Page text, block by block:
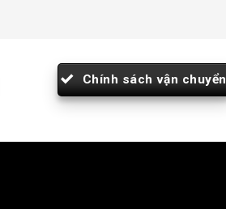
Chính sách vận chuyển